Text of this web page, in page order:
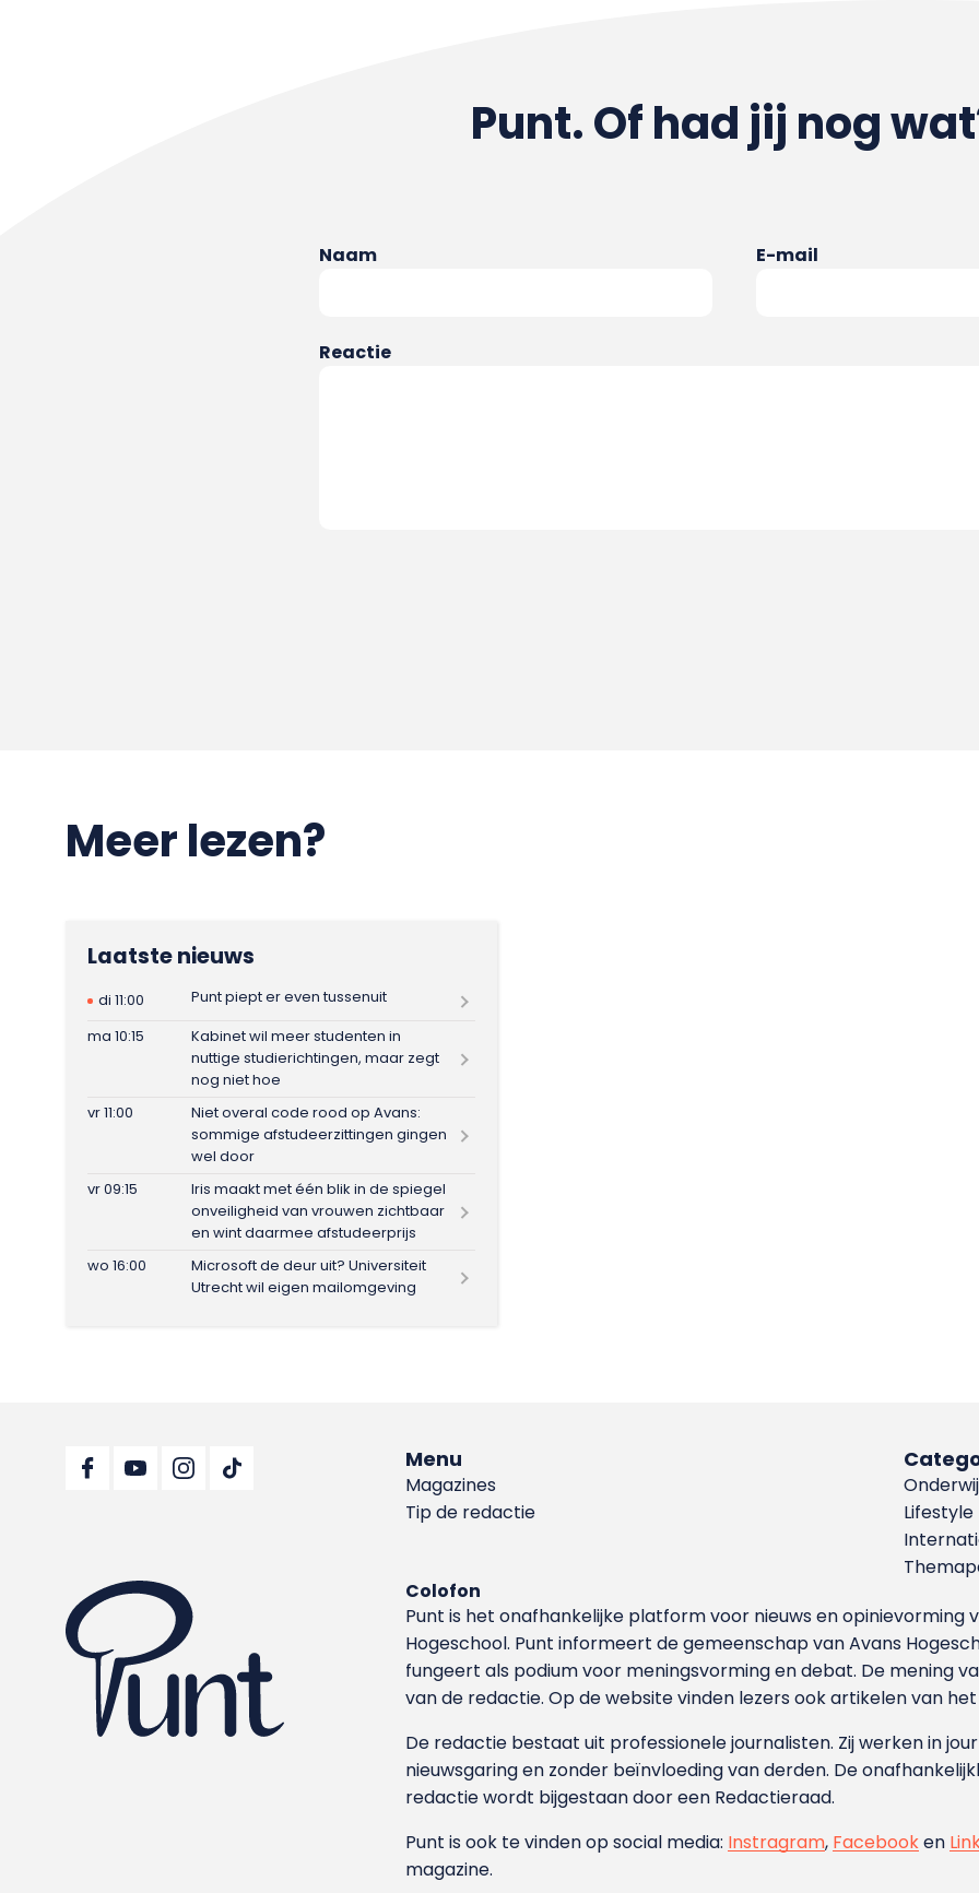
Punt. Of had jij nog
Naam E-mail
Reactie
Meer lezen?
Laatste nieuws
di 11:00
Punt piept er even tussenuit
ma 10:15
Kabinet wil meer studenten in
nuttige studierichtingen, maar zegt
nog niet hoe
vr 11:00
Niet overal code rood op Avans:
sommige afstudeerzittingen gingen
wel door
vr 09:15
Iris maakt met één blik in de spiegel
onveiligheid van vrouwen zichtbaar
en wint daarmee afstudeerprijs
wo 16:00
Microsoft de deur uit? Universiteit
Utrecht wil eigen mailomgeving
Menu
Magazines
Tip de redactie
Lifestyle
Colofon
Punt is het onafhankelijke platform voor nieuws en
Hoge­school. Punt informeert de gemeenschap van Avans
fungeert als podium voor meningsvorming en debat. De mening
van de redactie. Op de website vinden lezers ook artikelen van
De redactie bestaat uit professionele journalisten. Zij werken in
nieuwsgaring en zonder beïnvloeding van derden. De
redactie wordt bijgestaan door een Redactieraad.
Punt is ook te vinden op social media: Instragram, Facebooken
magazine.